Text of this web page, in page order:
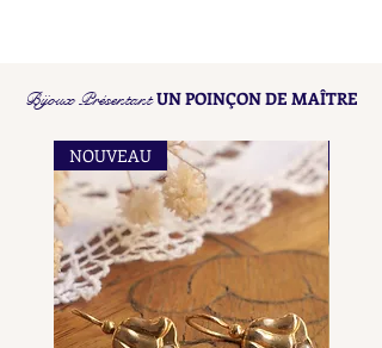
Bijoux PrésentantUN POINÇON DE MAÎTRE
NOUVEAU